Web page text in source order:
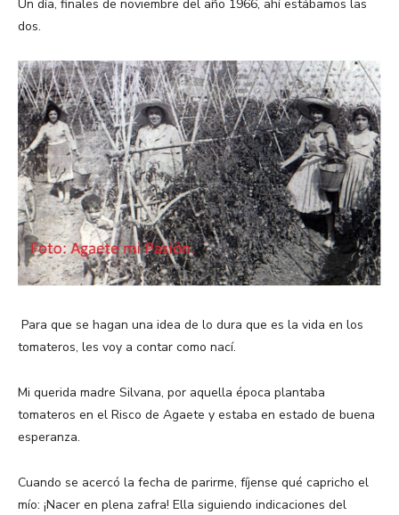
Un día, finales de noviembre del año 1966, ahí estábamos las
dos.
Para que se hagan una idea de lo dura que es la vida en los
tomateros, les voy a contar como nací.
Mi querida madre Silvana, por aquella época plantaba
tomateros en el Risco de Agaete y estaba en estado de buena
esperanza.
Cuando se acercó la fecha de parirme, fíjense qué capricho el
mío: ¡Nacer en plena zafra! Ella siguiendo indicaciones del